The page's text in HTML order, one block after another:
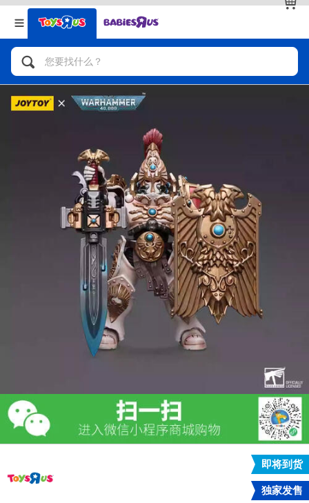
返回
分类目录
人气英雄，角色扮演，射击玩具
拼砌组合及乐高LEGO
玩具车，货车，火车及遥控系列
手工艺，文具，蜡笔，泥胶，画板
娃娃，芭比，收藏公仔
电子玩具
游戏及拼图系列
益智学习玩具
户外及运动产品
派对用品
返回
品牌
查看全部
即将到货
独家发售